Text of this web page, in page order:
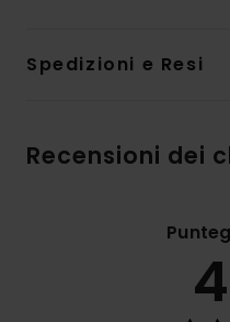
Spedizioni e Resi
Recensioni dei